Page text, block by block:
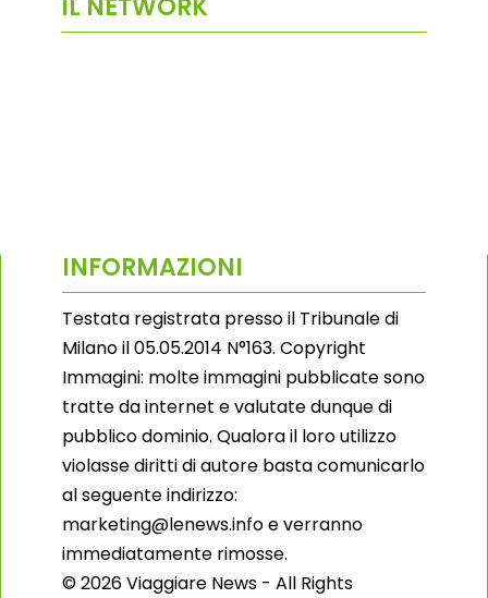
INFORMAZIONI
Testata registrata presso il Tribunale di
Milano il 05.05.2014 N°163. Copyright
Immagini: molte immagini pubblicate sono
tratte da internet e valutate dunque di
pubblico dominio. Qualora il loro utilizzo
violasse diritti di autore basta comunicarlo
al seguente indirizzo:
marketing@lenews.info e verranno
immediatamente rimosse.
© 2026 Viaggiare News - All Rights